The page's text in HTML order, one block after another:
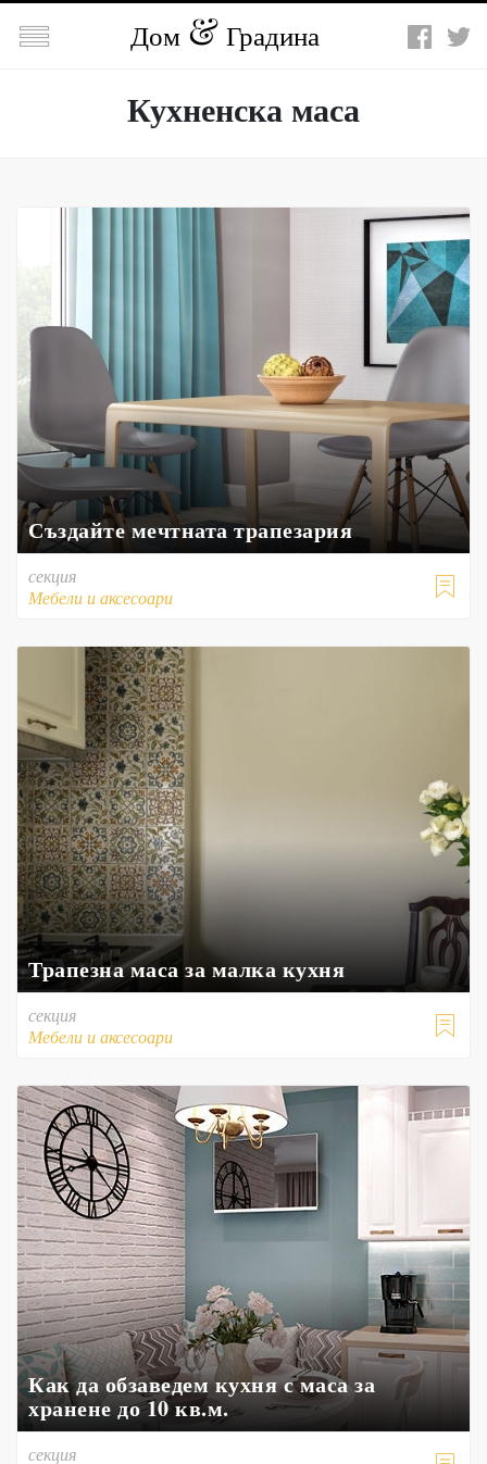
 Дом Градина
Кухненска маса
Създайте мечтната трапезария

секция
Мебели и аксесоари
Трапезна маса за малка кухня

секция
Мебели и аксесоари
Как да обзаведем кухня с маса за
хранене до 10 кв.м.
секция